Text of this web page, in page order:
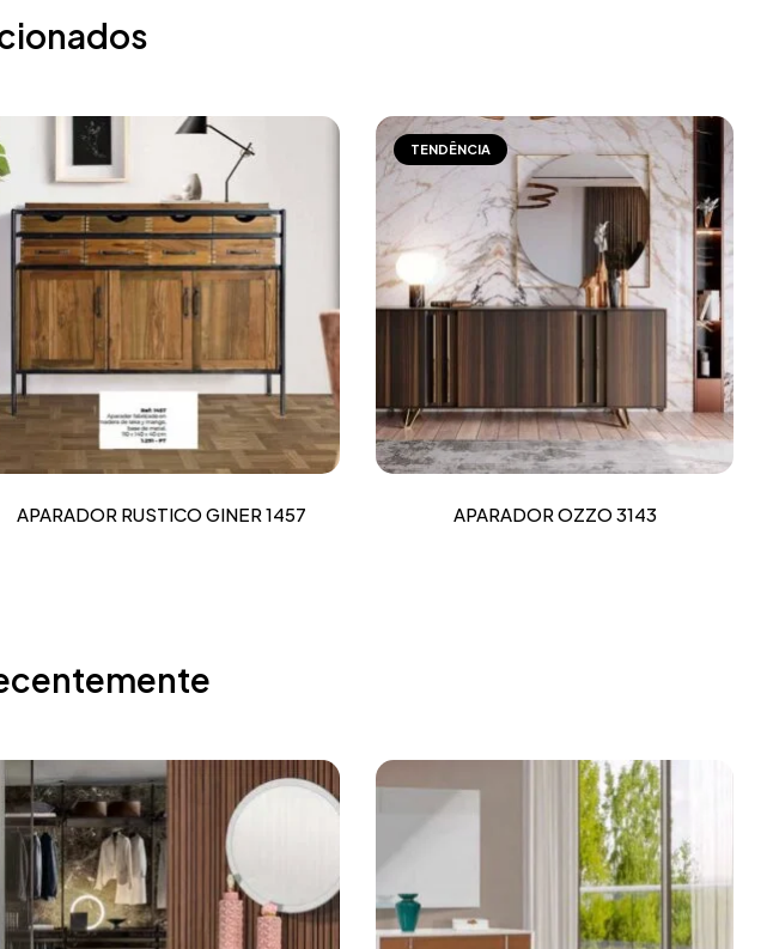
APARADOR RUSTICO GINER 1457
TENDÊNCIA
APARADOR OZZO 3143